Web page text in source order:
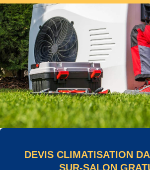
DEVIS CLIMATISATION
SUR-SALON